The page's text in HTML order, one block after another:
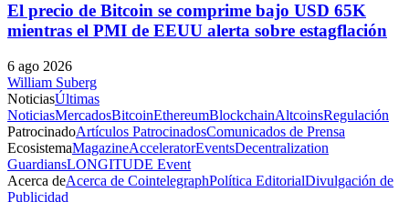
El precio de Bitcoin se comprime bajo USD 65K
mientras el PMI de EEUU alerta sobre estagflación
6 ago 2026
William Suberg
NoticiasÚltimas
NoticiasMercadosBitcoinEthereumBlockchainAltcoinsRegulación
PatrocinadoArtículos PatrocinadosComunicados de Prensa
EcosistemaMagazineAcceleratorEventsDecentralization
GuardiansLONGITUDE Event
Acerca deAcerca de CointelegraphPolítica EditorialDivulgación de
Publicidad